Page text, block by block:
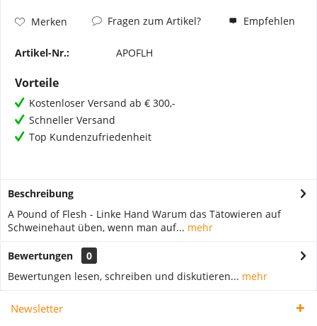
Merken Fragen zum Artikel? Empfehlen
Artikel-Nr.: APOFLH
Vorteile
Kostenloser Versand ab € 300,-
Schneller Versand
Top Kundenzufriedenheit
Beschreibung
A Pound of Flesh - Linke Hand Warum das Tätowieren auf
Schweinehaut üben, wenn man auf... mehr
Bewertungen
0
Bewertungen lesen, schreiben und diskutieren... mehr
Newsletter